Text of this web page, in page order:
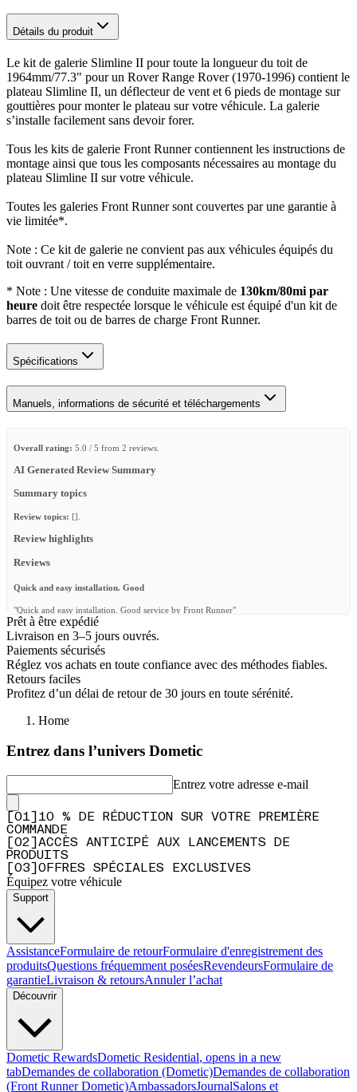
Détails du produit
Le kit de galerie Slimline II pour toute la longueur du toit de
1964mm/77.3" pour un Rover Range Rover (1970-1996) contient le
plateau Slimline II, un déflecteur de vent et 6 pieds de montage sur
gouttières pour monter le plateau sur votre véhicule. La galerie
s’installe facilement sans devoir forer.
Tous les kits de galerie Front Runner contiennent les instructions de
montage ainsi que tous les composants nécessaires au montage du
plateau Slimline II sur votre véhicule.
Toutes les galeries Front Runner sont couvertes par une garantie à
vie limitée*.
Note : Ce kit de galerie ne convient pas aux véhicules équipés du
toit ouvrant / toit en verre supplémentaire.
* Note : Une vitesse de conduite maximale de 130km/80mi par
heure doit être respectée lorsque le véhicule est équipé d'un kit de
barres de toit ou de barres de charge Front Runner.
Spécifications
Manuels, informations de sécurité et téléchargements
Overall rating: 5.0 / 5 from 2 reviews.
AI Generated Review Summary
Summary topics
Review topics: [].
Review highlights
Reviews
Quick and easy installation. Good
"Quick and easy installation. Good service by Front Runner"
— Fréderic G. 5/5 )
Great rack
"Fits perfectly in my range rover 85"
—Rafael N. (5/5)
Q&A
Prêt à être expédié
Livraison en 3–5 jours ouvrés.
Paiements sécurisés
Réglez vos achats en toute confiance avec des méthodes fiables.
Retours faciles
Profitez d’un délai de retour de 30 jours en toute sérénité.
Home
Entrez dans l’univers Dometic
Entrez votre adresse e-mail
01
10 % DE RÉDUCTION SUR VOTRE PREMIÈRE
COMMANDE
02
ACCÈS ANTICIPÉ AUX LANCEMENTS DE
PRODUITS
03 OFFRES SPÉCIALES EXCLUSIVES
Équipez votre véhicule
Support
AssistanceFormulaire de retourFormulaire d'enregistrement des
produitsQuestions fréquemment poséesRevendeursFormulaire de
garantieLivraison & retoursAnnuler l’achat
Découvrir
Dometic RewardsDometic Residential, opens in a new
tabDemandes de collaboration (Dometic)Demandes de collaboration
(Front Runner Dometic)AmbassadorsJournalSalons et